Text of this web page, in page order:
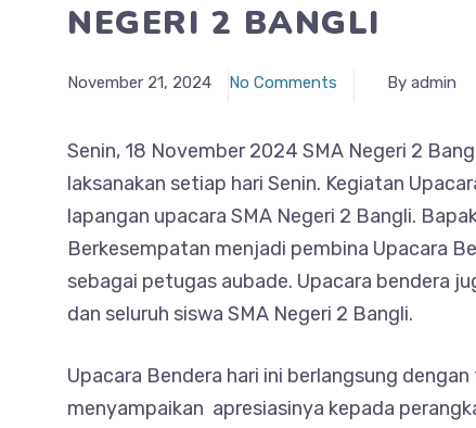
NEGERI 2 BANGLI
November 21, 2024 No Comments By admin
Senin, 18 November 2024 SMA Negeri 2
laksanakan setiap hari Senin. Kegiatan
lapangan upacara SMA Negeri 2 Bangli.
Berkesempatan menjadi pembina Upacara
sebagai petugas aubade. Upacara bendera
dan seluruh siswa SMA Negeri 2 Bangli.
Upacara Bendera hari ini berlangsung
menyampaikan apresiasinya kepada